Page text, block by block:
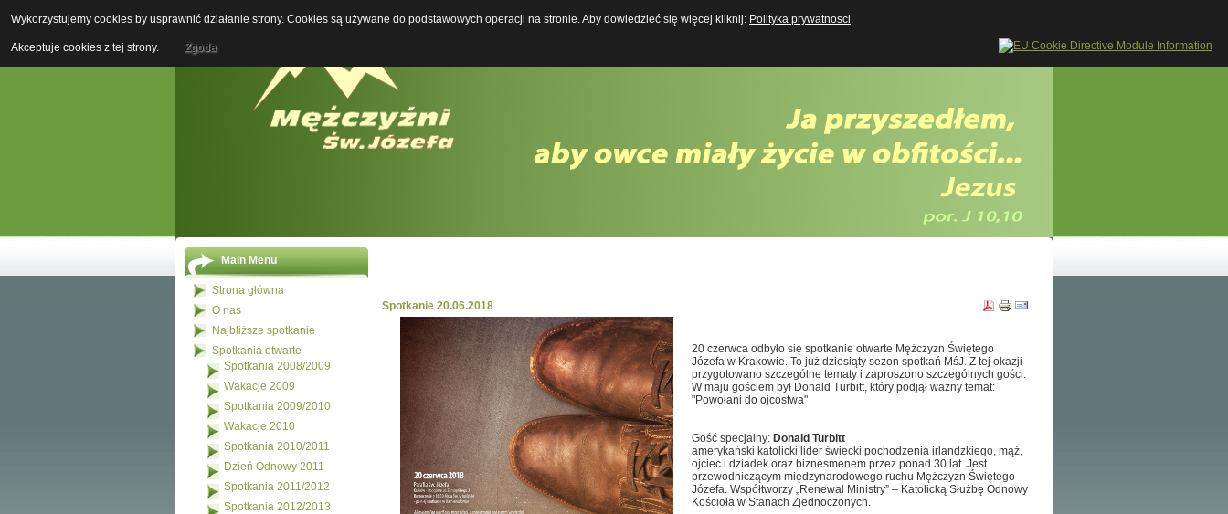
Boży Mężczyzna w XXI wieku
Main Menu
Strona główna
O nas
Najbliższe spotkanie
Spotkania otwarte
Spotkania 2008/2009
Wakacje 2009
Spotkania 2009/2010
Wakacje 2010
Spotkania 2010/2011
Dzień Odnowy 2011
Spotkania 2011/2012
Spotkania 2012/2013
Spotkanie 20.06.2018
20 czerwca odbyło się spotkanie otwarte Mężczyzn Świętego
Józefa w Krakowie. To już dziesiąty sezon spotkań MśJ. Z tej okazji
przygotowano szczególne tematy i zaproszono szczególnych gości.
W maju gościem był Donald Turbitt, który podjął ważny temat:
"Powołani do ojcostwa"
Gość specjalny: Donald Turbitt
amerykański katolicki lider świecki pochodzenia irlandzkiego, mąż,
ojciec i dziadek oraz biznesmenem przez ponad 30 lat. Jest
przewodniczącym międzynarodowego ruchu Mężczyzn Świętego
Józefa. Współtworzy „Renewal Ministry” – Katolicką Służbę Odnowy
Kościoła w Stanach Zjednoczonych.
Wykorzystujemy cookies by usprawnić działanie strony. Cookies są używane do podstawowych operacji na stronie. Aby dowiedzieć się więcej kliknij: Polityka prywatnosci.
Akceptuje cookies z tej strony. Zgoda